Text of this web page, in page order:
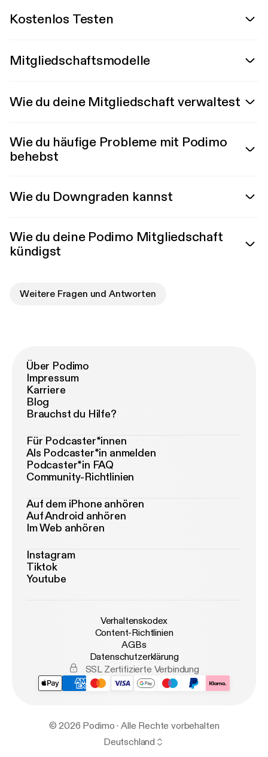
Kostenlos Testen
Mitgliedschaftsmodelle
Wie du deine Mitgliedschaft verwaltest
Wie du häufige Probleme mit Podimo
behebst
Wie du Downgraden kannst
Wie du deine Podimo Mitgliedschaft
kündigst
Weitere Fragen und Antworten
Über Podimo
Impressum
Karriere
Blog
Brauchst du Hilfe?
Für Podcaster*innen
Als Podcaster*in anmelden
Podcaster*in FAQ
Community-Richtlinien
Auf dem iPhone anhören
Auf Android anhören
Im Web anhören
Instagram
Tiktok
Youtube
Verhaltenskodex
Content-Richtlinien
AGBs
Datenschutzerklärung
SSL Zertifizierte Verbindung
© 2026 Podimo · Alle Rechte vorbehalten
Deutschland